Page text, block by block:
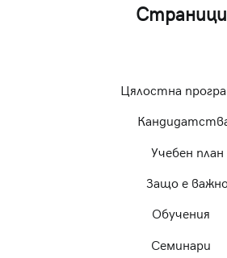
Страници
Цялостна
Учебен план
Защо е
Обучения
Семинари